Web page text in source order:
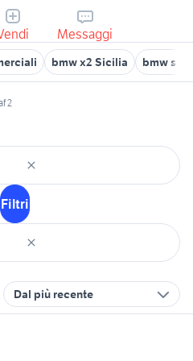
Messaggi
bmw x2 Sicilia bmw
2
Filtri
Dal più recente